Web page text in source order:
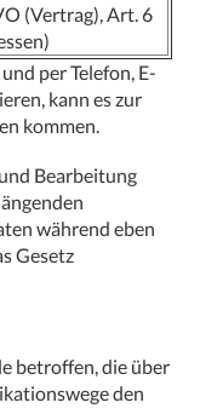
(Vertrag), Art. 6
per Telefon, E-
kann es zur
kommen.
Bearbeitung
während eben
Gesetz
betroffen, die über
den